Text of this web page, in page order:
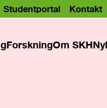
Studentportal Kontakt
ForskningOm SKH